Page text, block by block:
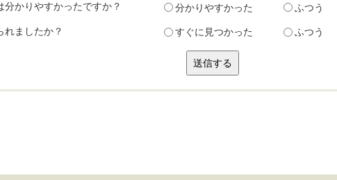
かりやすかったですか？ 分かりやすかった ふつう
れましたか？ すぐに見つかった ふつう